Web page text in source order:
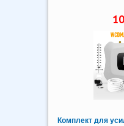
Комплект для